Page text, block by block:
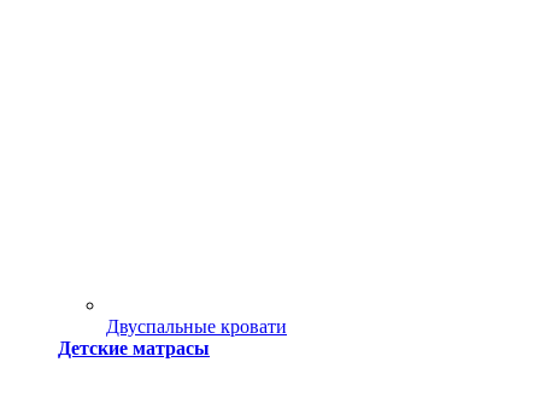
Двуспальные кровати
Детские матрасы